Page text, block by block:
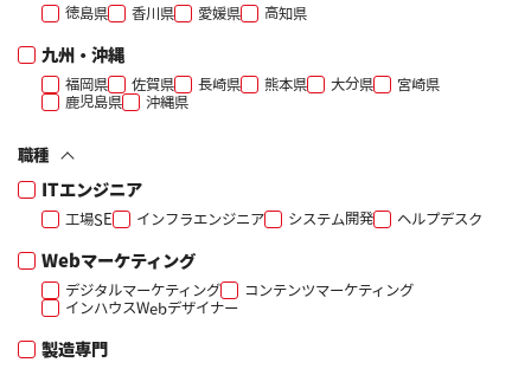
徳島県 香川県 愛媛県 高知県
九州・沖縄
福岡県 佐賀県 長崎県 熊本県 大分県
宮崎県
鹿児島県
沖縄県
職種
ITエンジニア
工場SE インフラエンジニア システム開発 ヘルプデスク
Webマーケティング
デジタルマーケティング
コンテンツマーケティング
インハウスWebデザイナー
製造専門